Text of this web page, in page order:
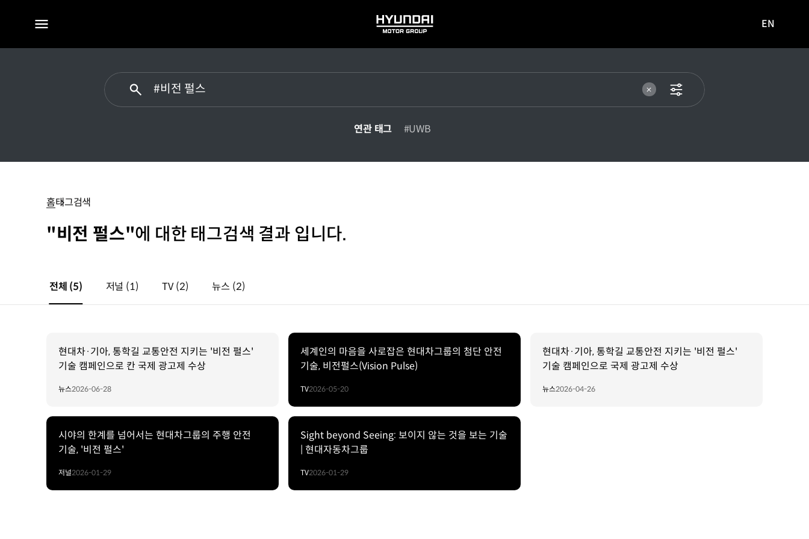
전체
HYUNDAI
MOTOR
사이트로
EN
연관 태그 #UWB
홈태그검색
"비전 펄스"에 대한 태그검색 결과 입니다.
전체 (5) 저널 (1) TV(2) 뉴스 (2)
현대차·기아, 통학길 교통안전 지키는 '비전 펄스'
기술 캠페인으로 칸 국제 광고제 수상
뉴스2026-06-28
세계인의 마음을 사로잡은 현대차그룹의 첨단 안전
기술, 비전펄스(Vision Pulse)
TV2026-05-20
현대차·기아, 통학길 교통안전 지키는 '비전 펄스'
기술 캠페인으로 국제 광고제 수상
뉴스2026-04-26
시야의 한계를 넘어서는 현대차그룹의 주행 안전
기술, '비전 펄스'
저널2026-01-29
Sight beyond Seeing: 보이지 않는 것을 보는 기술
| 현대자동차그룹
TV2026-01-29